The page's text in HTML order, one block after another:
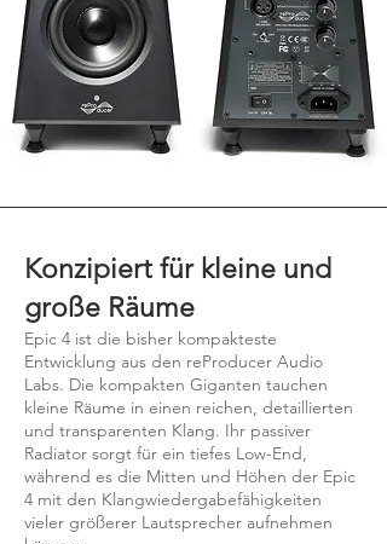
Konzipiert für kleine und
große Räume
Epic 4 ist die bisher kompakteste
Entwicklung aus den reProducer Audio
Labs. Die kompakten Giganten tauchen
kleine Räume in einen reichen, detaillierten
und transparenten Klang. Ihr passiver
Radiator sorgt für ein tiefes Low-End,
während es die Mitten und Höhen der Epic
4 mit den Klangwiedergabefähigkeiten
vieler größerer Lautsprecher aufnehmen